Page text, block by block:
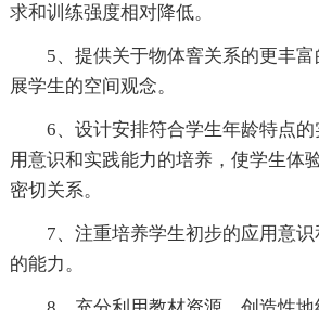
求和训练强度相对降低。
5、提供关于物体窨关系的更丰
展学生的空间观念。
6、设计安排符合学生年龄特点
用意识和实践能力的培养，使学生体
密切关系。
7、注重培养学生初步的应用意
的能力。